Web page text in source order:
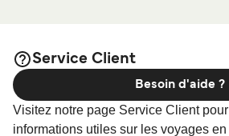
Service Client
Visitez notre page Service Client
informations utiles sur les voyages
Besoin d'aide ?